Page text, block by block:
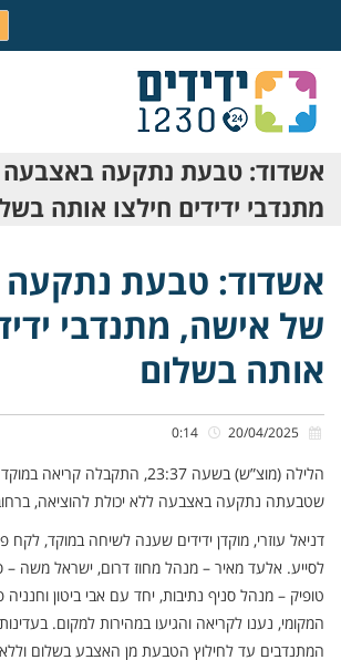
אשדוד: טבעת נתקעה באצבעה
מתנדבי ידידים חילצו אותה
אשדוד: טבעת
של אישה, מתנדבי
אותה בשלום
הלילה (מוצ”ש) בשעה 23:37, התקבלה
שטבעתה נתקעה באצבעה ללא יכולת להוציאה,
דניאל עוזרי, מוקדן ידידים שענה לשיחה במוקד, לקח
לסייע. אלעד מאיר – מנהל מחוז דרום, ישראל משה –
טופיק – מנהל סניף נתיבות, יחד עם אבי ביטון וחנניה
המקומי, נענו לקריאה והגיעו במהירות למקום.
המתנדבים עד לחילוץ הטבעת מן האצבע בשלום